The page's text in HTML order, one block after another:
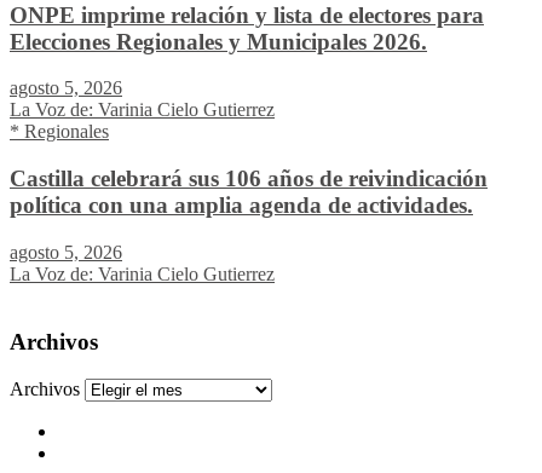
ONPE imprime relación y lista de electores para
Elecciones Regionales y Municipales 2026.
agosto 5, 2026
La Voz de: Varinia Cielo Gutierrez
* Regionales
Castilla celebrará sus 106 años de reivindicación
política con una amplia agenda de actividades.
agosto 5, 2026
La Voz de: Varinia Cielo Gutierrez
Archivos
Archivos